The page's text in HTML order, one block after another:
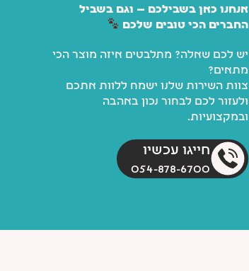
אנחנו כאן בשבילכם — וגם בשביל
החברים הכי טובים שלכם
יש לכם שאלה? מתלבטים איזה מוצר הכי
מתאים?
צוות השירות שלנו ישמח ללוות אתכם
ולעזור לכם לבחור נכון באהבה
ובמקצועיות.
חייגו עכשיו
054-878-6700